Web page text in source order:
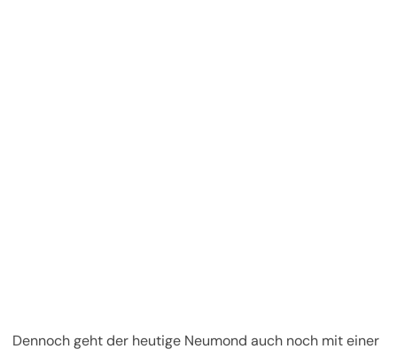
Dennoch geht der heutige Neumond auch noch mit einer